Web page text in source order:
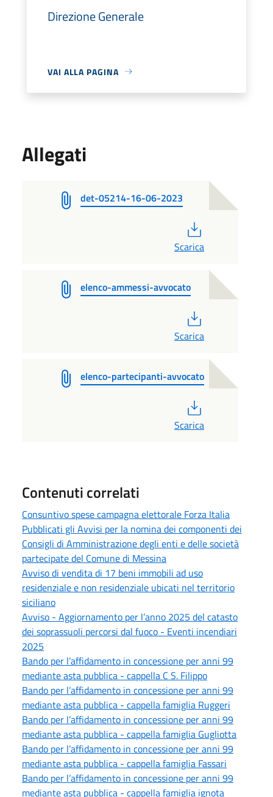
Direzione Generale
VAI ALLA PAGINA
Allegati
det-05214-16-06-2023
Scarica
elenco-ammessi-avvocato
Scarica
elenco-partecipanti-avvocato
Scarica
Contenuti correlati
Consuntivo spese campagna elettorale Forza Italia
Pubblicati gli Avvisi per la nomina dei componenti dei
Consigli di Amministrazione degli enti e delle società
partecipate del Comune di Messina
Avviso di vendita di 17 beni immobili ad uso
residenziale e non residenziale ubicati nel territorio
siciliano
Avviso - Aggiornamento per l’anno 2025 del catasto
dei soprassuoli percorsi dal fuoco - Eventi incendiari
2025
Bando per l’affidamento in concessione per anni 99
mediante asta pubblica - cappella C S. Filippo
Bando per l’affidamento in concessione per anni 99
mediante asta pubblica - cappella famiglia Ruggeri
Bando per l’affidamento in concessione per anni 99
mediante asta pubblica - cappella famiglia Gugliotta
Bando per l’affidamento in concessione per anni 99
mediante asta pubblica - cappella famiglia Fassari
Bando per l’affidamento in concessione per anni 99
mediante asta pubblica - cappella famiglia ignota